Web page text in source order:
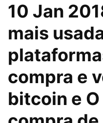
10 Jan
mais
compra e
bitcoin e